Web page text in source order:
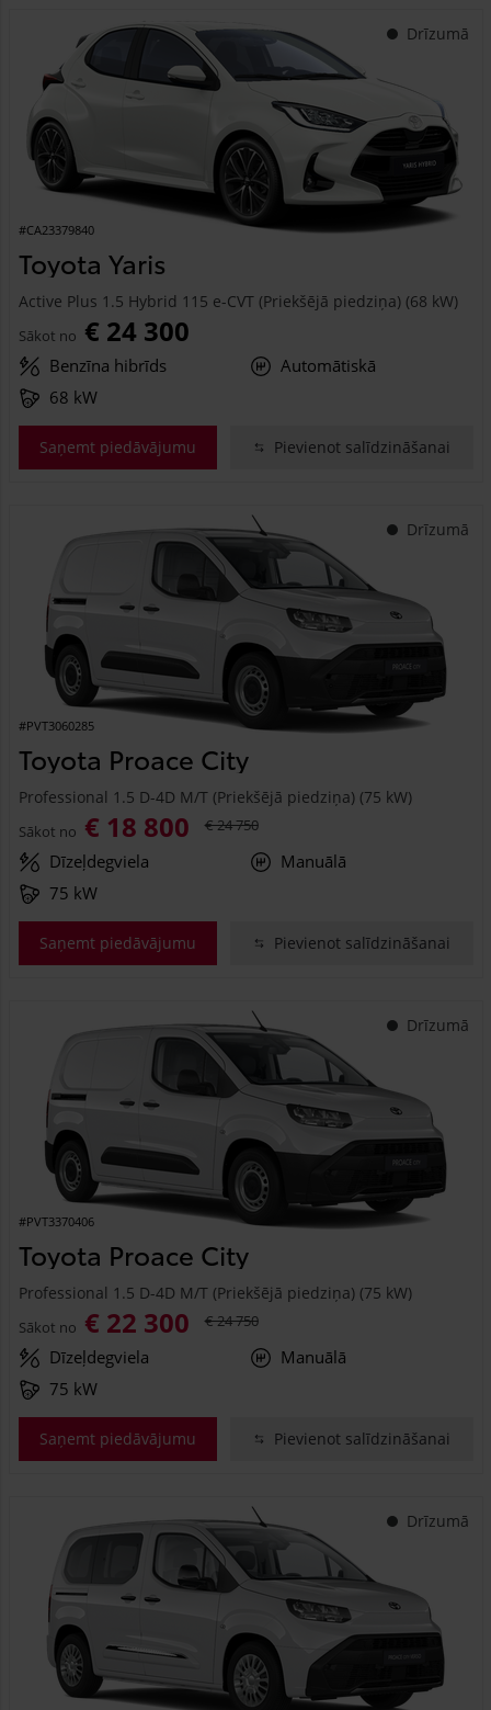
Drīzumā
#CA23379840
Toyota Yaris
Active Plus 1.5 Hybrid 115 e-CVT (Priekšējā piedziņa) (68 kW)
Sākot no € 24 300
Benzīna hibrīds
Automātiskā
68 kW
Saņemt piedāvājumu Pievienot salīdzināšanai
Drīzumā
#PVT3060285
Toyota Proace City
Professional 1.5 D-4D M/T (Priekšējā piedziņa) (75 kW)
Sākot no € 18 800 € 24 750
Dīzeļdegviela
Manuālā
75 kW
Saņemt piedāvājumu Pievienot salīdzināšanai
Drīzumā
#PVT3370406
Toyota Proace City
Professional 1.5 D-4D M/T (Priekšējā piedziņa) (75 kW)
Sākot no € 22 300 € 24 750
Dīzeļdegviela
Manuālā
75 kW
Saņemt piedāvājumu Pievienot salīdzināšanai
Drīzumā